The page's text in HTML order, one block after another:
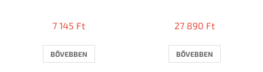
7 145 Ft
BŐVEBBEN
27 890 Ft
BŐVEBBEN